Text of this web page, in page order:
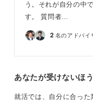
う。それが自分の中
す。 質問者…
2 名のアドバイ
あなたが受けないほ
就活では、自分に合っ